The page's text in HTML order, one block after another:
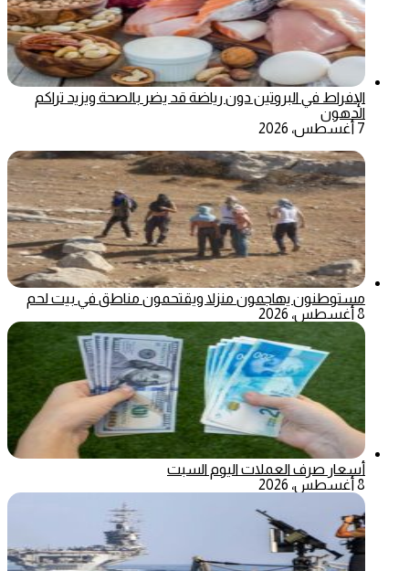
الإفراط في البروتين دون رياضة قد يضر بالصحة ويزيد تراكم
الدهون
7 أغسطس، 2026
مستوطنون يهاجمون منزلا ويقتحمون مناطق في بيت لحم
8 أغسطس، 2026
أسعار صرف العملات اليوم السبت
8 أغسطس، 2026